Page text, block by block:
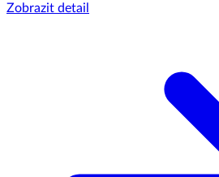
Zobrazit detail